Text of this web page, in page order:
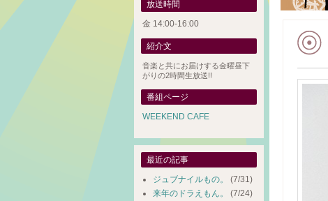
放送時間
金 14:00-16:00
紹介文
音楽と共にお届けする金曜昼下
がりの2時間生放送!!
番組ページ
WEEKEND CAFE
最近の記事
ジュブナイルもの。
(7/31)
来年のドラえもん。
(7/24)